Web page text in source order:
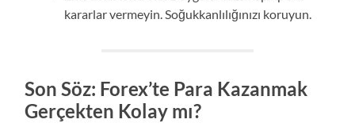
kararlar vermeyin. Soğukkanlılığınızı koruyun.
Son Söz: Forex’te Para Kazanmak
Gerçekten Kolay mı?